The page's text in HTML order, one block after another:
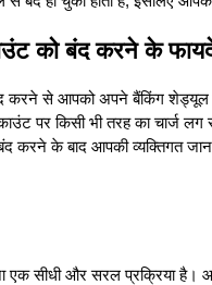
को बंद करने के
करने से आपको अपने बैंकिंग शेड्यूल
पर किसी भी तरह का चार्ज लग
करने के बाद आपकी व्यक्तिगत
सीधी और सरल प्रक्रिया है।